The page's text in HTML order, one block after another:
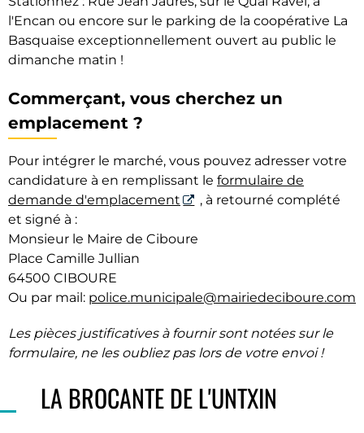
l'Encan ou encore sur le parking de la coopérative La
Basquaise exceptionnellement ouvert au public le
dimanche matin !
Commerçant, vous cherchez un
emplacement ?
Pour intégrer le marché, vous pouvez adresser votre
candidature à en remplissant le formulaire de
demande d'emplacement
, à retourné complété
et signé à :
Monsieur le Maire de Ciboure
Place Camille Jullian
64500 CIBOURE
Ou par mail: police.municipale@mairiedeciboure.com
Les pièces justificatives à fournir sont notées sur le
formulaire, ne les oubliez pas lors de votre envoi !
LA BROCANTE DE L'UNTXIN